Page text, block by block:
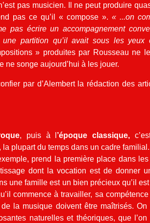
pas musicien. Il ne peut produire
pas ce qu’il « compose ». « ...on
pas écrire un accompagnement
partition qu’il avait sous les yeux
» produites par Rousseau ne
ne songe aujourd’hui à les jouer.
par d’Alembert la rédaction des
, puis à l’époque classique,
plupart du temps dans un cadre
prend la première place dans
dont la vocation est de donner
une famille est un bien précieux qu’il
commence à travailler, sa
la musique doivent être maîtrisés. On
naturelles et théoriques, que